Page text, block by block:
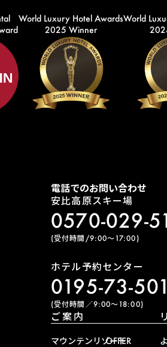
World Luxury Hotel Awards
2025 Winner
World
電話でのお問い合わせ
安比高原スキー場
0570-029-
(受付時間/9:00〜17:00)
ホテル予約センター
0195-73-
(受付時間／9:00〜18:00)
ご案内
マウンテンリゾート
OFFER